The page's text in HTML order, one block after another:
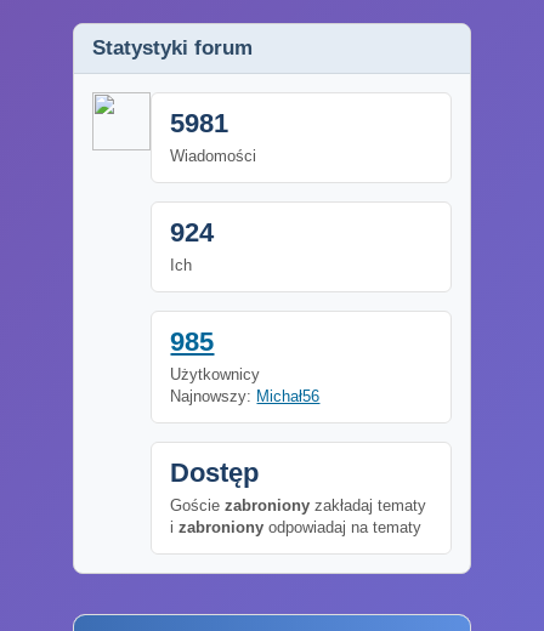
Statystyki forum
5981
Wiadomości
924
Ich
985
Użytkownicy
Najnowszy: Michał56
Dostęp
Gościezabroniony zakładaj tematy
izabroniony odpowiadaj na tematy